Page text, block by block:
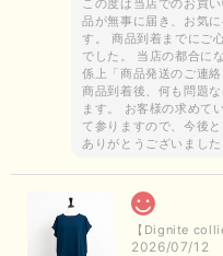
この度は当店でのお買
品が無事に届き、お気
す。 商品到着までにご
でした。 当店の都合に
係上「商品発送のご連
商品到着後、何も問題
ます。 お客様の求めて
て参りますので、今後
ありがとうございました
2026/07/12